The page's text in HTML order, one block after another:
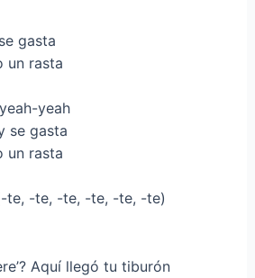
gasta
un rasta
yeah
se gasta
un rasta
te, -te, -te, -te, -te, -te)
Aquí llegó tu tiburón